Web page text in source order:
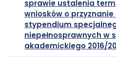
sprawie ustalenia
wniosków o
stypendium
niepełnosprawnych w
akademickiego 2016/